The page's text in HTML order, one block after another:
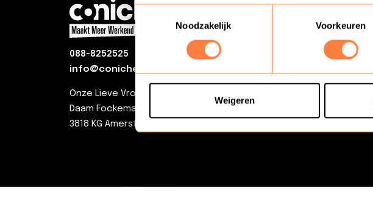
Noodzakelijk
Voorkeuren
Weigeren
088-8252525
info@coniche.nl
Onze Lieve Vrouw ter Eem
Daam Fockemalaan 22
3818 KG Amersfoort
Opleidingen
Onze aanpak met Lirin. Jouw